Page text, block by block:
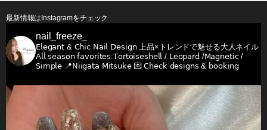
最新情報はInstagramをチェック
nail_freeze_
𝖤𝗅𝖾𝗀𝖺𝗇𝗍 & 𝖢𝗁𝗂𝖼 𝖭𝖺𝗂𝗅 𝖣𝖾𝗌𝗂𝗀𝗇上品×トレンドで魅せる大人ネイル
𝖠𝗅𝗅 𝗌𝖾𝖺𝗌𝗈𝗇 𝖿𝖺𝗏𝗈𝗋𝗂𝗍𝖾𝗌:𝖳𝗈𝗋𝗍𝗈𝗂𝗌𝖾𝗌𝗁𝖾𝗅𝗅 / 𝖫𝖾𝗈𝗉𝖺𝗋𝖽 /𝖬𝖺𝗀𝗇𝖾𝗍𝗂𝖼 /
𝖲𝗂𝗆𝗉𝗅𝖾 📍𝖭𝗂𝗂𝗀𝖺𝗍𝖺 𝖬𝗂𝗍𝗌𝗎𝗄𝖾💌 𝖢𝗁𝖾𝖼𝗄 𝖽𝖾𝗌𝗂𝗀𝗇𝗌 & 𝖻𝗈𝗈𝗄𝗂𝗇𝗀